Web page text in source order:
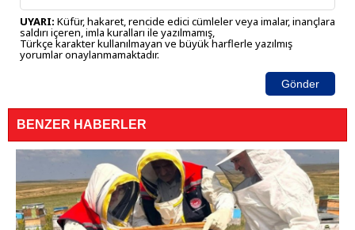
UYARI: Küfür, hakaret, rencide edici cümleler veya imalar, inançlara
saldırı içeren, imla kuralları ile yazılmamış,
Türkçe karakter kullanılmayan ve büyük harflerle yazılmış
yorumlar onaylanmamaktadır.
Gönder
BENZER HABERLER